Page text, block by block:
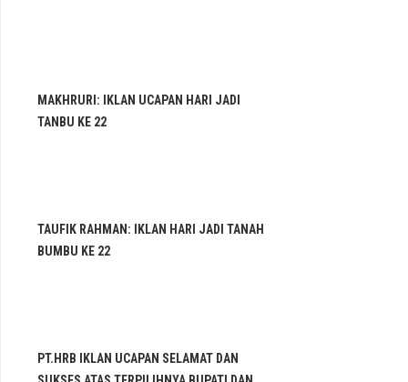
MAKHRURI: IKLAN UCAPAN HARI JADI
TANBU KE 22
TAUFIK RAHMAN: IKLAN HARI JADI TANAH
BUMBU KE 22
PT.HRB IKLAN UCAPAN SELAMAT DAN